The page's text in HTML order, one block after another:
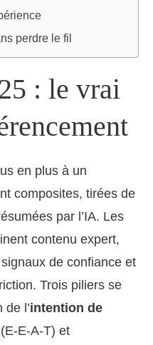
perdre le fil
: le vrai
en plus à un
composites, tirées de
par l’IA. Les
contenu expert,
de confiance et
Trois piliers se
l’intention de
et